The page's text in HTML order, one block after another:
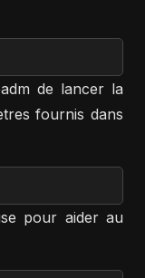
de lancer la
fournis dans
pour aider au